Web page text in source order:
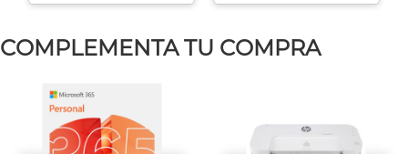
COMPLEMENTA TU COMPRA